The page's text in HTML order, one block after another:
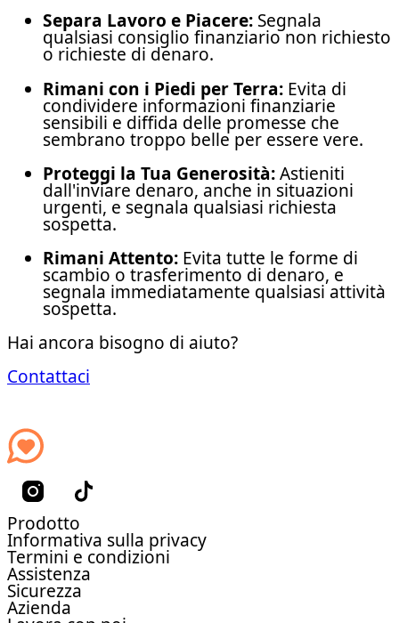
Separa Lavoro e Piacere: Segnala
qualsiasi consiglio finanziario non richiesto
o richieste di denaro.
Rimani con i Piedi per Terra: Evita di
condividere informazioni finanziarie
sensibili e diffida delle promesse che
sembrano troppo belle per essere vere.
Proteggi la Tua Generosità:Astieniti
dall'inviare denaro, anche in situazioni
urgenti, e segnala qualsiasi richiesta
sospetta.
Rimani Attento: Evita tutte le forme di
scambio o trasferimento di denaro, e
segnala immediatamente qualsiasi attività
sospetta.
Hai ancora bisogno di aiuto?
Contattaci
Prodotto
Informativa sulla privacy
Termini e condizioni
Assistenza
Sicurezza
Azienda